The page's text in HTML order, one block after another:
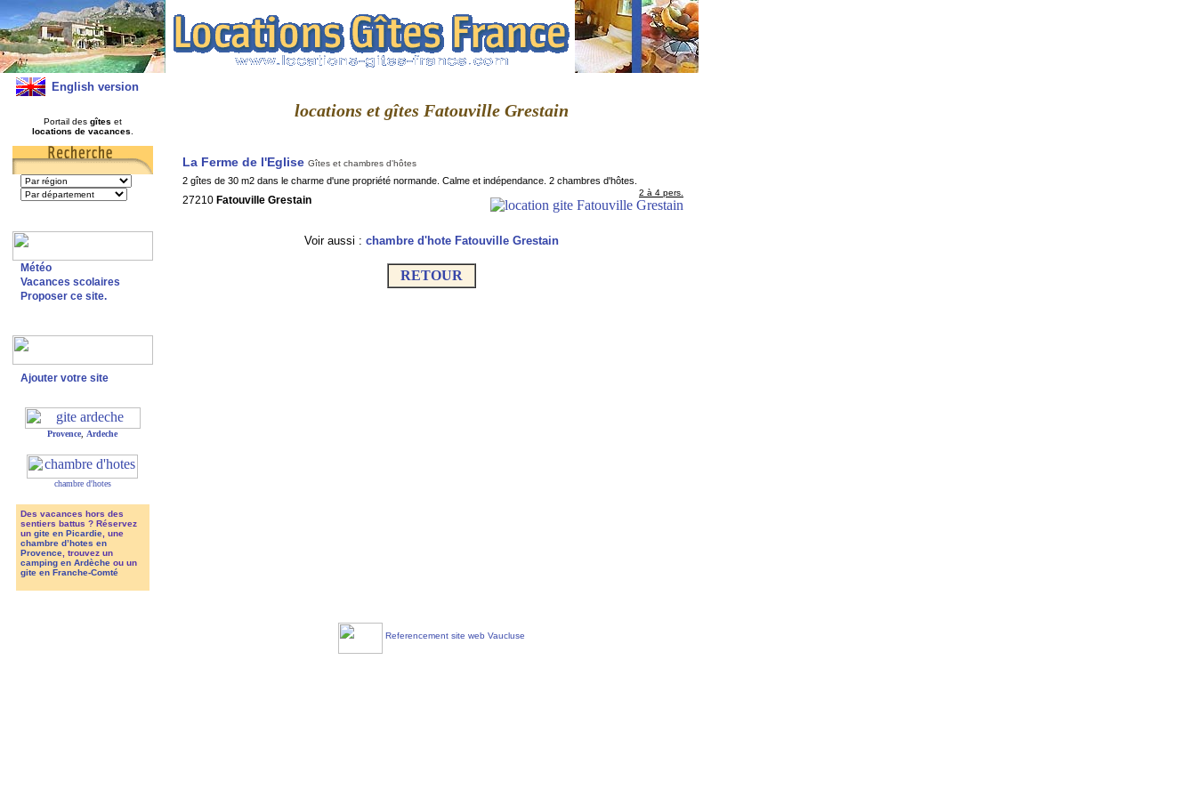
English version
Portail des gîtes et
locations de vacances
Météo
Vacances scolaires
Proposer ce site.
Ajouter votre site
Provence Ardeche
chambre d'hotes
Des vacances hors des
sentiers battus ? Réservez
un gite en Picardie, une
chambre d’hotes en
Provence, trouvez un
camping en Ardècheou un
gite en Franche-Comté
locations et gîtes Fatouville Grestain
La Ferme de l'Eglise Gîtes et chambres d'hôtes
2 gîtes de 30 m2 dans le charme d'une propriété normande. Calme et indépendance. 2 chambres d'hôtes.
27210 Fatouville Grestain
2 à 4 pers.
Voir aussi : chambre d'hote Fatouville Grestain
RETOUR
Referencement site web Vaucluse